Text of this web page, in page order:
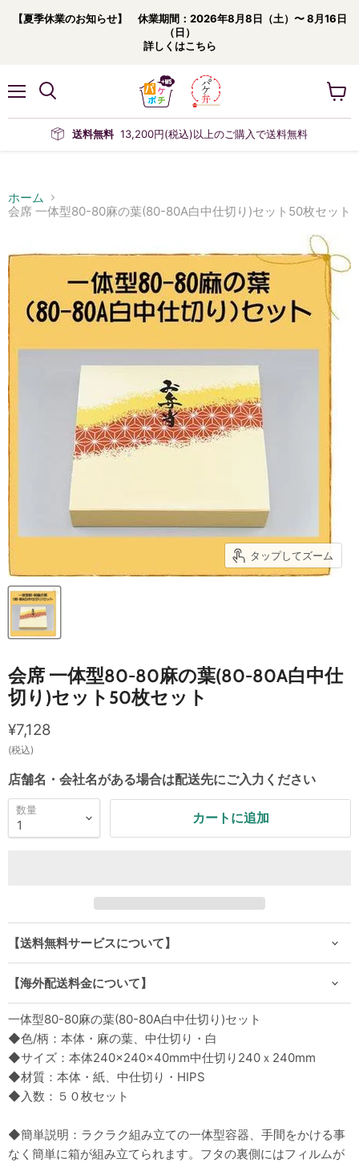
【夏季休業のお知らせ】 休業期間：2026年8月8日（土）〜 8月16日
（日）
詳しくはこちら
ニ
送料無料 13,200円(税込)以上のご購入で送料無料
ー
ホーム
会席 一体型80-80麻の葉(80-80A白中仕切り)セット50枚セット
タップしてズーム
会席 一体型80-80麻の葉(80-80A白中仕
切り)セット50枚セット
現在の価格
¥7,128
(税込)
店舗名・会社名がある場合は配送先にご入力ください
数量
カートに追加
【送料無料サービスについて】
【海外配送料金について】
一体型80-80麻の葉(80-80A白中仕切り)セット
◆色/柄：本体・麻の葉、中仕切り・白
◆サイズ：本体240×240×40mm中仕切り240ｘ240mm
◆材質：本体・紙、中仕切り・HIPS
◆入数：５０枚セット
◆簡単説明：ラクラク組み立ての一体型容器、手間をかける事
なく簡単に箱が組み立てられます。フタの裏側にはフィルムが